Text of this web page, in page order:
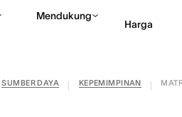
Mendukung
Harga
SUMBER DAYA KEPEMIMPINAN